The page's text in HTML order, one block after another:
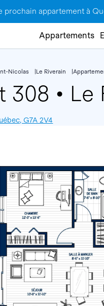
prochain appartement à
Appartements
Nicolas Le Riverain
308 • Le
G7A 2V4